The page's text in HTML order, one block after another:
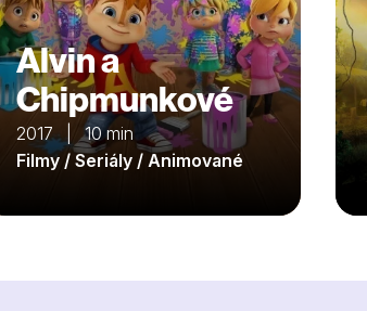
Alvin a
Chipmunkové
2017 | 10 min
Filmy / Seriály / Animované